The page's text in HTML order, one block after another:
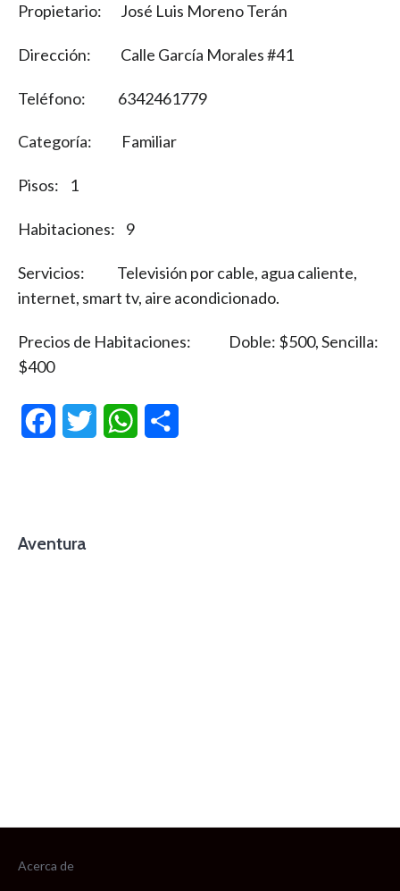
Propietario: José Luis Moreno Terán
Dirección: Calle García Morales #41
Teléfono: 6342461779
Categoría: Familiar
Pisos: 1
Habitaciones: 9
Servicios: Televisión por cable, agua caliente,
internet, smart tv, aire acondicionado.
Precios de Habitaciones: Doble: $500, Sencilla:
$400
FacebookTwitter WhatsApp
Aventura
Acerca de